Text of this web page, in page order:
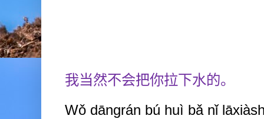
我当然不会把你拉下水的。
Wǒ dāngrán bú huì bǎ nǐ